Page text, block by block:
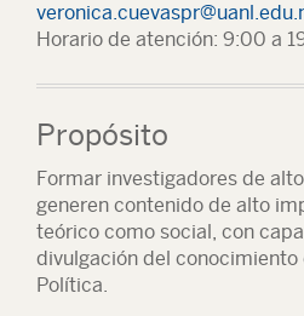
Horario de atención: 9:00 a
Propósito
Formar investigadores de
generen contenido de alto
teórico como social, con
divulgación del
Política.